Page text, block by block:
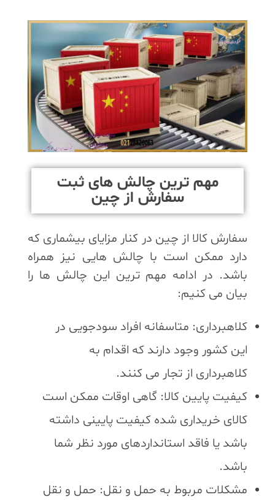
مهم ترین چالش های ثبت
سفارش از چین
سفارش کالا از چین در کنار مزایای بیشماری که
دارد ممکن است با چالش هایی نیز همراه
باشد. در ادامه مهم ترین این چالش ها را
بیان می کنیم:
کلاهبرداری: متاسفانه افراد سودجویی در
این کشور وجود دارند که اقدام به
کلاهبرداری از تجار می کنند.
کیفیت پایین کالا: گاهی اوقات ممکن است
کالای خریداری شده کیفیت پایینی داشته
باشد یا فاقد استانداردهای مورد نظر شما
باشد.
مشکلات مربوط به حمل و نقل: حمل و نقل